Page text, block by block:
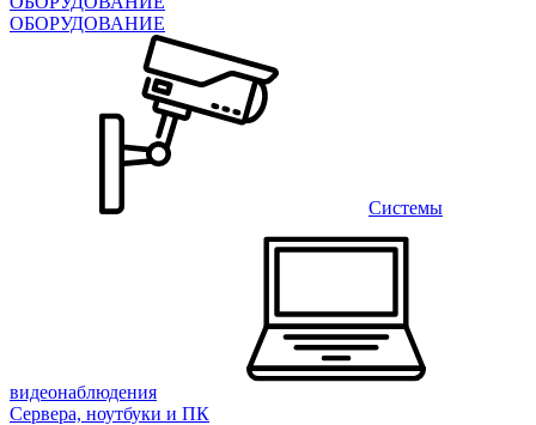
ОБОРУДОВАНИЕ
Системы
видеонаблюдения
Сервера, ноутбуки и ПК